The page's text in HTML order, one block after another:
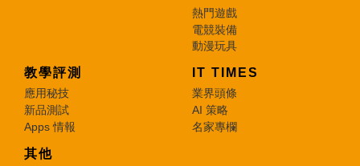
熱門遊戲
電競裝備
動漫玩具
教學評測
應用秘技
新品測試
Apps 情報
IT TIMES
業界頭條
AI 策略
名家專欄
其他